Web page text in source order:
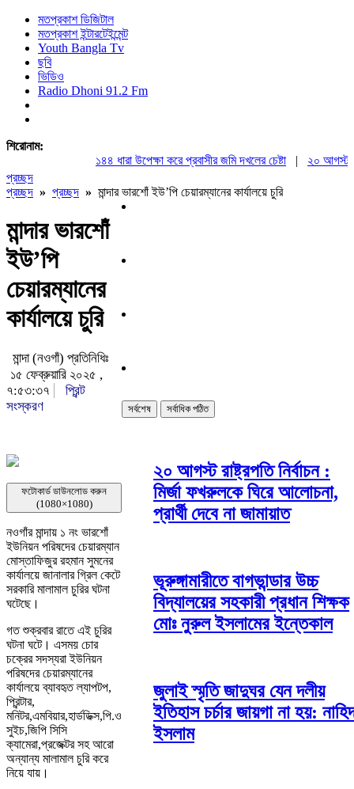
মতপ্রকাশ ডিজিটাল
মতপ্রকাশ ইন্টারটেইন্মেন্ট
Youth Bangla Tv
ছবি
ভিডিও
Radio Dhoni 91.2 Fm
শিরোনাম:
১৪৪ ধারা উপেক্ষা করে প্রবাসীর জমি দখলের চেষ্টা|
২০ আগস্ট
প্রচ্ছদ
প্রচ্ছদ » প্রচ্ছদ » মান্দার ভারশোঁ ইউ’পি চেয়ারম্যানের কার্যালয়ে চুরি
মান্দার ভারশোঁ
ইউ’পি
চেয়ারম্যানের
কার্যালয়ে চুরি
মান্দা (নওগাঁ) প্রতিনিধিঃ
১৫ ফেব্রুয়ারি ২০২৫ ,
৭:৫৩:৩৭
প্রিন্ট
সংস্করণ
ফটোকার্ড ডাউনলোড করুন
(1080×1080)
নওগাঁর মান্দায় ১ নং ভারশোঁ
ইউনিয়ন পরিষদের চেয়ারম্যান
মোস্তাফিজুর রহমান সুমনের
কার্যালয়ে জানালার গ্রিল কেটে
সরকারি মালামাল চুরির ঘটনা
ঘটেছে।
গত শুক্রবার রাতে এই চুরির
ঘটনা ঘটে। এসময় চোর
চক্রের সদস্যরা ইউনিয়ন
পরিষদের চেয়ারম্যানের
কার্যালয়ে ব্যাবহৃত ল্যাপটপ,
প্রিন্টার,
মনিটর,এমবিয়ার,হার্ডডিক্স,পি.ও
সুইচ,জিপি সিসি
ক্যামেরা,প্রজেক্টর সহ আরো
অন্যান্য মালামাল চুরি করে
নিয়ে যায়।
সর্বশেষ সর্বাধিক পঠিত
২০ আগস্ট রাষ্ট্রপতি নির্বাচন :
মির্জা ফখরুলকে ঘিরে আলোচনা,
প্রার্থী দেবে না জামায়াত
ভূরুঙ্গামারীতে বাগভান্ডার উচ্চ
বিদ্যালয়ের সহকারী প্রধান শিক্ষক
মোঃ নুরুল ইসলামের ইন্তেকাল
জুলাই স্মৃতি জাদুঘর যেন দলীয়
ইতিহাস চর্চার জায়গা না হয়:
ইসলাম